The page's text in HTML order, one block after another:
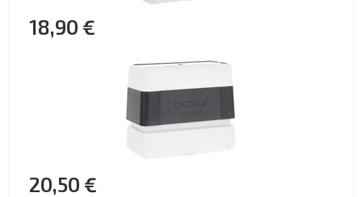
18,90 €
20,50 €